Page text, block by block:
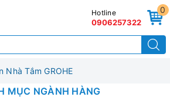
0
Hotline
0906257322
Nhà Tắm GROHE
MỤC NGÀNH HÀNG